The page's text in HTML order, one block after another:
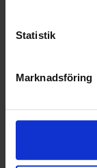
Statistik
Marknadsföring
Nyheter
ALLA